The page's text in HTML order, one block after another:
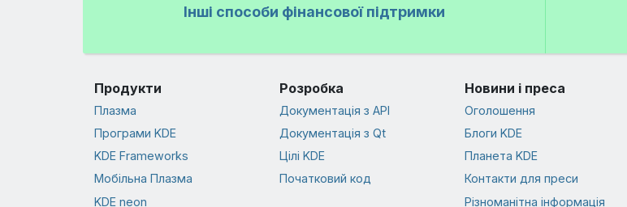
Інші способи фінансової підтримки
Продукти
Плазма
Програми KDE
KDE Frameworks
Мобільна Плазма
KDE neon
Розробка
Документація з API
Документація з Qt
Цілі KDE
Початковий код
Новини і преса
Оголошення
Блоги KDE
Планета KDE
Контакти для преси
Різноманітна інформація